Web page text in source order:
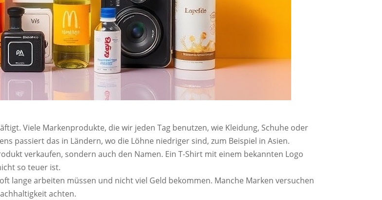
Viele Markenprodukte, die wir jeden Tag benutzen, wie Kleidung, Schuhe oder
passiert das in Ländern, wo die Löhne niedriger sind, zum Beispiel in Asien.
verkaufen, sondern auch den Namen. Ein T-Shirt mit einem bekannten Logo
so teuer ist.
lange arbeiten müssen und nicht viel Geld bekommen. Manche Marken versuchen
achten.